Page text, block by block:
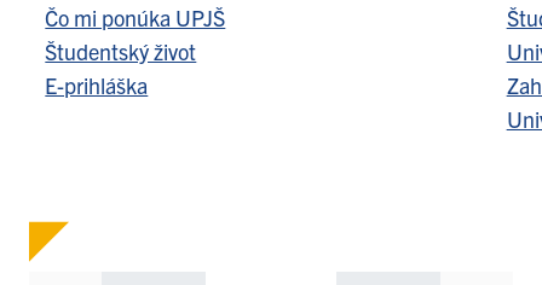
Čo mi ponúka UPJŠ
Študentský život
E-prihláška